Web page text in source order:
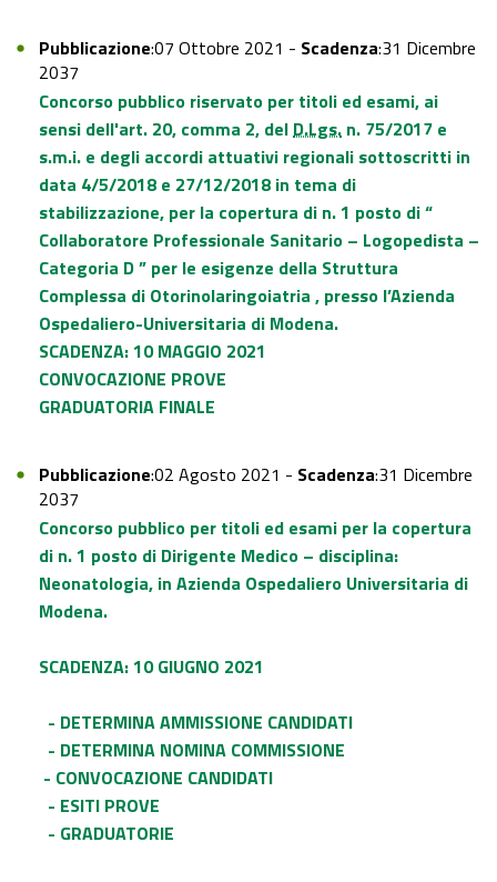
Pubblicazione:07 Ottobre 2021 - Scadenza:31 Dicembre
2037
Concorso pubblico riservato per titoli ed esami, ai
sensi dell'art. 20, comma 2, delD.Lgs. n. 75/2017 e
s.m.i. e degli accordi attuativi regionali sottoscritti in
data 4/5/2018 e 27/12/2018 in tema di
stabilizzazione, per la copertura di n. 1 posto di “
Collaboratore Professionale Sanitario – Logopedista –
Categoria D” per le esigenze della Struttura
Complessa di Otorinolaringoiatria , presso l’Azienda
Ospedaliero-Universitaria di Modena.
SCADENZA: 10 MAGGIO 2021
CONVOCAZIONE PROVE
GRADUATORIA FINALE
Pubblicazione:02 Agosto 2021 - Scadenza:31 Dicembre
2037
Concorso pubblico per titoli ed esami per la copertura
di n. 1 posto di Dirigente Medico – disciplina:
Neonatologia, in Azienda Ospedaliero Universitaria di
Modena.
SCADENZA: 10 GIUGNO 2021
- DETERMINA AMMISSIONE CANDIDATI
- DETERMINA NOMINA COMMISSIONE
- CONVOCAZIONE CANDIDATI
- ESITI PROVE
- GRADUATORIE